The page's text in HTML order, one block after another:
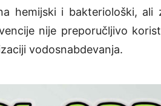
hemijski i bakteriološki,
nije preporučljivo
vodosnabdevanja.